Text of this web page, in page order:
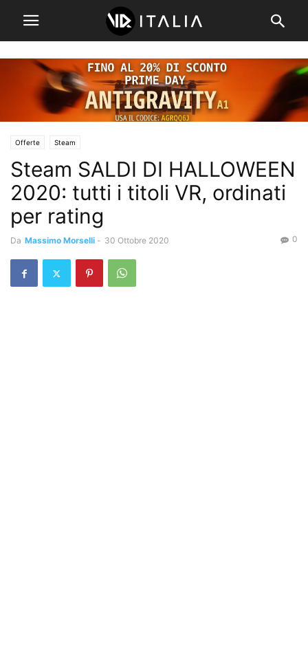
Offerte Steam
Steam SALDI DI HALLOWEEN
2020: tutti i titoli VR, ordinati
per rating
Da Massimo Morselli - 30 Ottobre 2020 0